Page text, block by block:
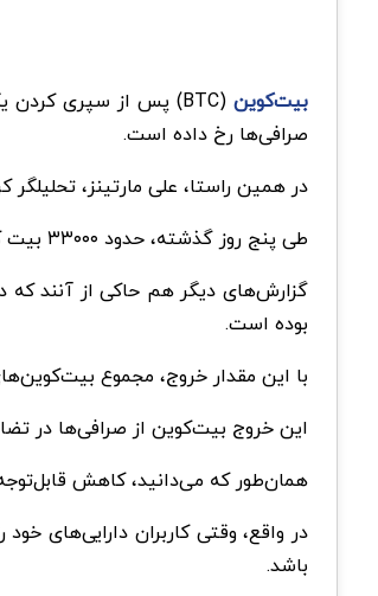
بیت‌کوین(BTC) پس از سپری کردن یک هفته‌ پرتلاطم، به نظر می‌رسد در محدوده ۲۸,۳۰۰ دلار به ثبات رسیده است. علی‌رغم این ثبات ظاهری، خروج قابل‌توجه بیت‌کوین از
صرافی‌ها رخ داده است.
در همین راستا، علی مارتینز، تحلیلگر
طی پنج روز گذشته، حدود ۳۳۰۰۰ بیت کوین، معادل تقریباً ۹۲۴ میلیون دلار از کیف‌پول‌های
بوده است.
با این مقدار خروج، مجموع بیت‌کوین‌های موجود در
این خروج بیت‌کوین از صرافی‌ها در تضاد با اتفاقات ماه گذشته است. در
همان‌طور که می‌دانید، کاهش
در واقع، وقتی کاربران دارایی‌های
باشد.